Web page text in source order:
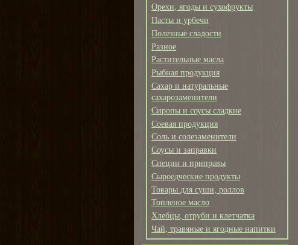
Орехи, ягоды и сухофрукты
Пасты и урбечи
Полезные сладости
Разное
Растительные масла
Рыбная продукция
Сахар и натуральные
сахарозаменители
Сиропы и соусы сладкие
Соевая продукция
Соль и солезаменители
Соусы и заправки
Специи и приправы
Сыроедческие продукты
Товары для суши, роллов
Топленое масло
Хлебцы, отруби и клетчатка
Чай, травяные и ягодные напитки